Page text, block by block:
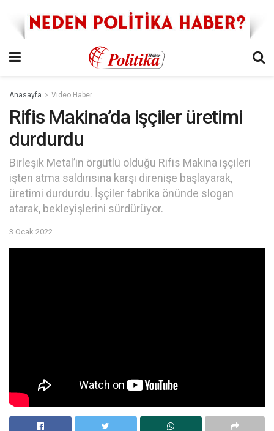
Anasayfa Video Haber
Rifis Makina’da işçiler üretimi
durdurdu
Birleşik Metal’in örgütlü olduğu Rifis Makina işçileri
işten atma saldırısına karşı direnişe başlayarak,
üretimi durdurdu. İşçiler fabrika önünde slogan
atarak, bekleyişlerini sürdürüyor.
3 Ocak 2022